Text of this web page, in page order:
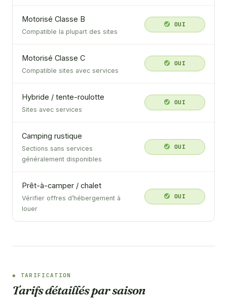
Motorisé Classe B
Compatible la plupart des sites
OUI
Motorisé Classe C
Compatible sites avec services
OUI
Hybride / tente-roulotte
Sites avec services
OUI
Camping rustique
Sections sans services
généralement disponibles
OUI
Prêt-à-camper / chalet
Vérifier offres d’hébergement à
louer
OUI
TARIFICATION
Tarifs détaillés par saison